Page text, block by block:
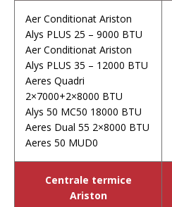
Aer Conditionat Ariston
Alys PLUS 25 – 9000 BTU
Aer Conditionat Ariston
Alys PLUS 35 – 12000 BTU
Aeres Quadri
2×7000+2×8000 BTU
Alys 50 MC50 18000 BTU
Aeres Dual 55 2×8000 BTU
Aeres 50 MUD0
Centrale termice
Ariston